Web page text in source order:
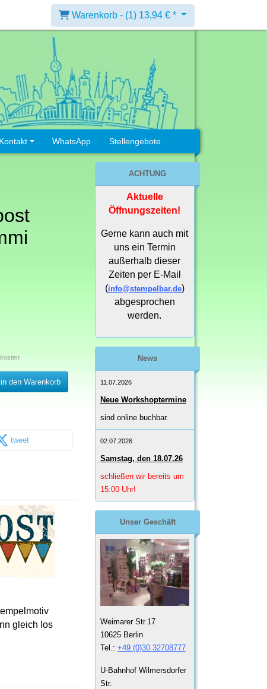
Warenkorb - (1) 13,94 € *
Kontakt WhatsApp Stellengebote
in den Warenkorb
tweet
gleich los
ACHTUNG
Aktuelle
Öffnungszeiten!
Gerne kann auch mit
uns ein Termin
außerhalb dieser
Zeiten per E-Mail
(info@stempelbar.de)
abgesprochen
werden.
News
11.07.2026
Neue Workshoptermine
sind online buchbar.
02.07.2026
Samstag, den 18.07.26
schließen wir bereits um
15:00 Uhr!
Unser Geschäft
Weimarer Str.17
10625 Berlin
Tel.: +49 (0)30 32708777
U-Bahnhof Wilmersdorfer
Str.